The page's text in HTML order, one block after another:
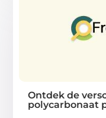
Ontdek de
polycarbonaat